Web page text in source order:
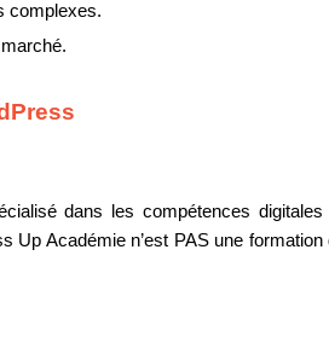
complexes.
dans les compétences
Académie n’est PAS une